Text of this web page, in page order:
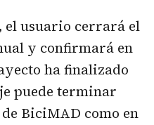
usuario cerrará el
y confirmará en
ha finalizado
puede terminar
BiciMAD como en